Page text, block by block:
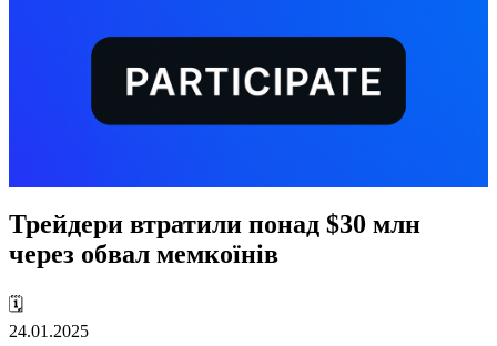
Трейдери втратили понад $30 млн
через обвал мемкоїнів
🗓️
24.01.2025